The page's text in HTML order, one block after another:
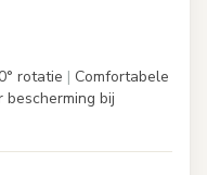
rotatie | Comfortabele
bescherming bij